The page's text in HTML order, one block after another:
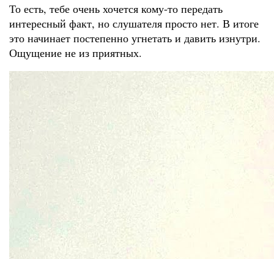
То есть, тебе очень хочется кому-то передать
интересный факт, но слушателя просто нет. В итоге
это начинает постепенно угнетать и давить изнутри.
Ощущение не из приятных.